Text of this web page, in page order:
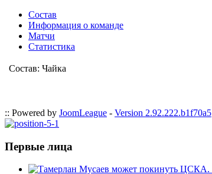
Состав
Информация о команде
Матчи
Статистика
Состав: Чайка
:: Powered by JoomLeague - Version 2.92.222.b1f70a5
Первые лица